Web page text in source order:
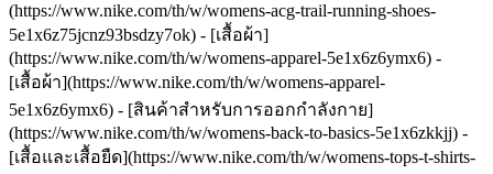
(https://www.nike.com/th/w/womens-acg-trail-running-shoes-
5e1x6z75jcnz93bsdzy7ok) - [เสื้อผ้า]
(https://www.nike.com/th/w/womens-apparel-5e1x6z6ymx6) -
[เสื้อผ้า](https://www.nike.com/th/w/womens-apparel-
5e1x6z6ymx6) - [สินค้าสำหรับการออกกำลังกาย]
(https://www.nike.com/th/w/womens-back-to-basics-5e1x6zkkjj) -
[เสื้อและเสื้อยืด](https://www.nike.com/th/w/womens-tops-t-shirts-